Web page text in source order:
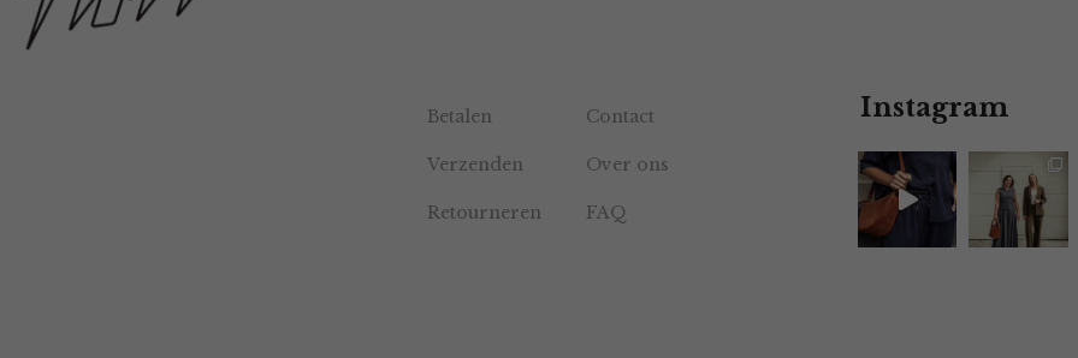
Betalen Contact
Verzenden Over ons
Retourneren FAQ
Instagram